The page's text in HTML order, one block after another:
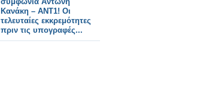
Κανάκη – ΑΝΤ1! Οι
τελευταίες εκκρεμότητες
πριν τις υπογραφές...